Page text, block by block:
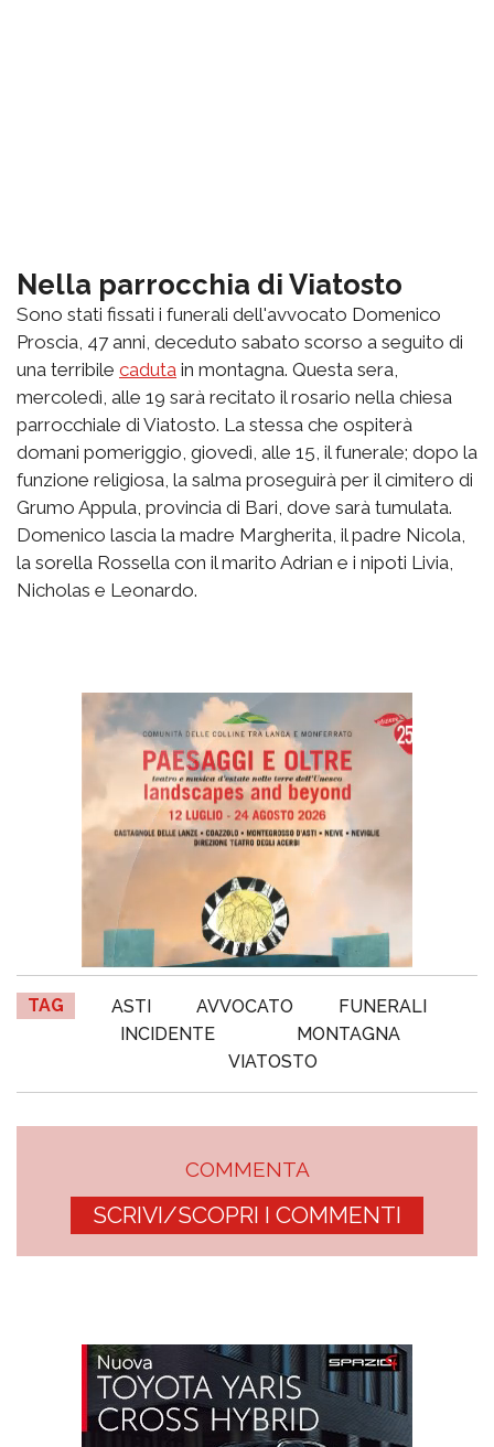
Nella parrocchia di Viatosto
Sono stati fissati i funerali dell'avvocato Domenico
Proscia, 47 anni, deceduto sabato scorso a seguito di
una terribile caduta in montagna. Questa sera,
mercoledì, alle 19 sarà recitato il rosario nella chiesa
parrocchiale di Viatosto. La stessa che ospiterà
domani pomeriggio, giovedì, alle 15, il funerale; dopo la
funzione religiosa, la salma proseguirà per il cimitero di
Grumo Appula, provincia di Bari, dove sarà tumulata.
Domenico lascia la madre Margherita, il padre Nicola,
la sorella Rossella con il marito Adrian e i nipoti Livia,
Nicholas e Leonardo.
TAG ASTI AVVOCATO
FUNERALI
INCIDENTE
MONTAGNA
VIATOSTO
COMMENTA
SCRIVI/SCOPRI I COMMENTI